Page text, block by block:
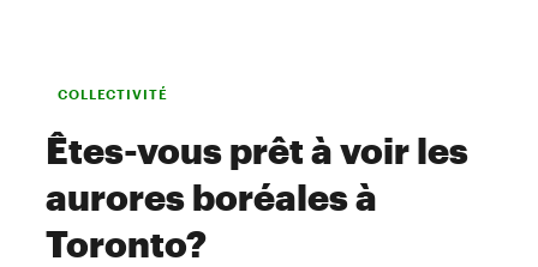
COLLECTIVITÉ
Êtes-vous prêt à voir les
aurores boréales à
Toronto?